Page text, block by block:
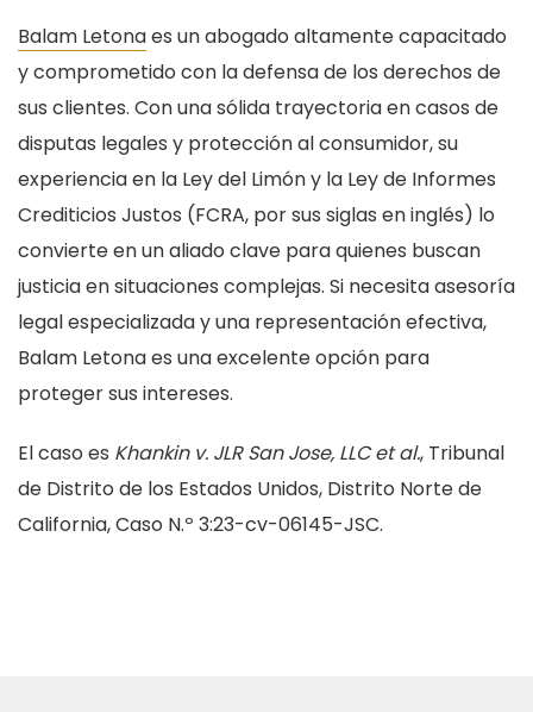
Balam Letonaes un abogado altamente capacitado
y comprometido con la defensa de los derechos de
sus clientes. Con una sólida trayectoria en casos de
disputas legales y protección al consumidor, su
experiencia en la Ley del Limón y la Ley de Informes
Crediticios Justos (FCRA, por sus siglas en inglés) lo
convierte en un aliado clave para quienes buscan
justicia en situaciones complejas. Si necesita asesoría
legal especializada y una representación efectiva,
Balam Letona es una excelente opción para
proteger sus intereses.
El caso es Khankin v. JLR San Jose, LLC et al., Tribunal
de Distrito de los Estados Unidos, Distrito Norte de
California, Caso N.º 3:23-cv-06145-JSC.